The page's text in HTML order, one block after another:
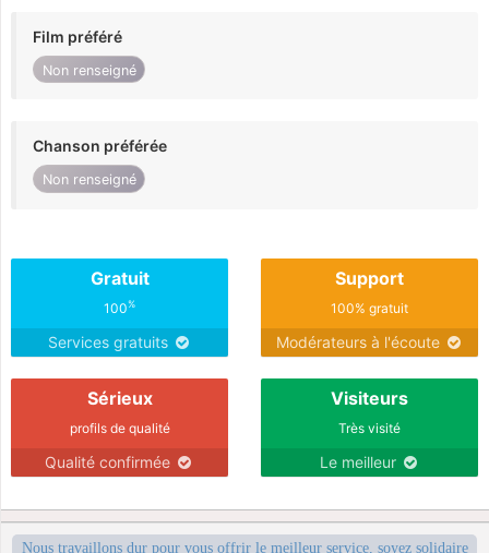
Film préféré
Non renseigné
Chanson préférée
Non renseigné
Gratuit
100%
Services gratuits
Support
100% gratuit
Modérateurs à l'écoute
Sérieux
profils de qualité
Qualité confirmée
Visiteurs
Très visité
Le meilleur
Nous travaillons dur pour vous offrir le meilleur service, soyez solidaire